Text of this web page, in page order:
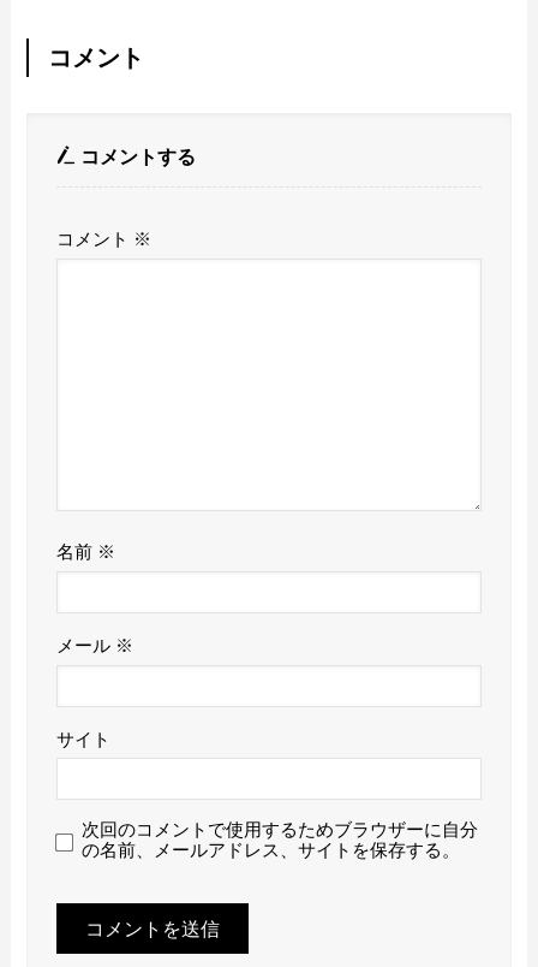
コメント
コメントする
コメント ※
名前 ※
メール ※
サイト
次回のコメントで使用するためブラウザーに自分
の名前、メールアドレス、サイトを保存する。